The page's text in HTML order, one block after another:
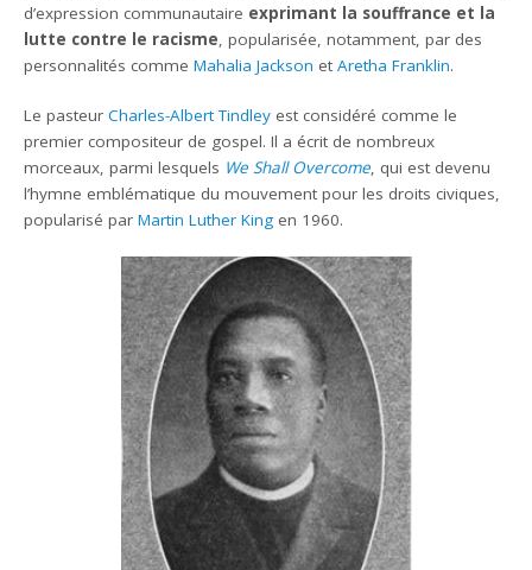
d’expression communautaire exprimant la souffrance et la
lutte contre le racisme, popularisée, notamment, par des
personnalités commeMahalia Jackson etAretha Franklin.
Le pasteurCharles-Albert Tindley est considéré comme le
premier compositeur de gospel. Il a écrit de nombreux
morceaux, parmi lesquels We Shall Overcome, qui est devenu
l’hymne emblématique du mouvement pour les droits civiques,
popularisé parMartin Luther King en 1960.